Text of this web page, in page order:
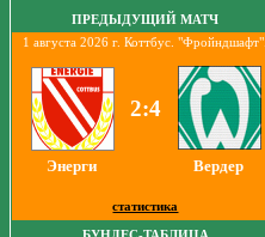
ПРЕДЫДУЩИЙ МАТЧ
1 августа 2026 г. Коттбус. "Фройндшафт".
2:4
Энерги Вердер
статистика